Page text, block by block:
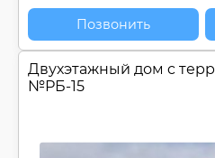
Позвонить
Двухэтажный дом c
№РБ-15